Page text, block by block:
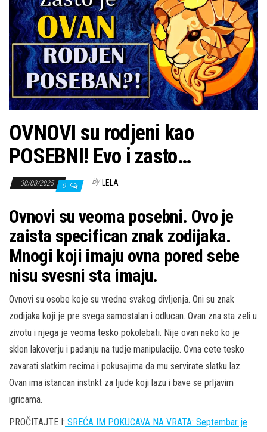
OVNOVI su rodjeni kao
POSEBNI! Evo i zasto…
30/08/2025 0 By LELA
Ovnovi su veoma posebni. Ovo je
zaista specifican znak zodijaka.
Mnogi koji imaju ovna pored sebe
nisu svesni sta imaju.
Ovnovi su osobe koje su vredne svakog divljenja. Oni su znak
zodijaka koji je pre svega samostalan i odlucan. Ovan zna sta zeli u
zivotu i njega je veoma tesko pokolebati. Nije ovan neko ko je
sklon lakoverju i padanju na tudje manipulacije. Ovna cete tesko
zavarati slatkim recima i pokusajima da mu servirate slatku laz.
Ovan ima istancan instnkt za ljude koji lazu i bave se prljavim
igricama.
PROČITAJTE I: SREĆA IM POKUCAVA NA VRATA: Septembar je